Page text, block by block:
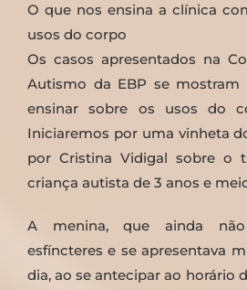
O que nos ensina a clínica
usos do corpo
Os casos apresentados na
Autismo da EBP se mostram
ensinar sobre os usos do
Iniciaremos por uma vinheta
por Cristina Vidigal sobre o
criança autista de 3 anos e
A menina, que ainda não
esfíncteres e se apresentava
dia, ao se antecipar ao horário